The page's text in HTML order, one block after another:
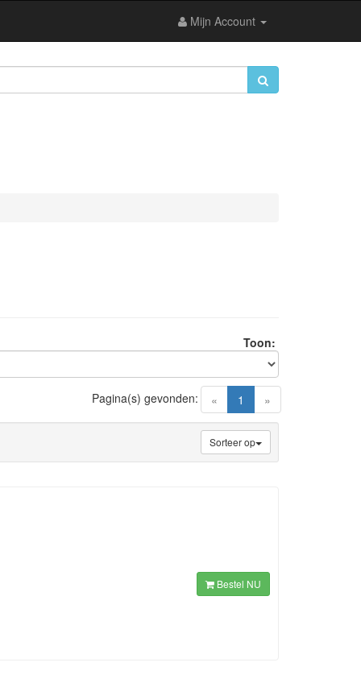
Mijn Account
Toon:
« 1 (current)
»
Pagina(s) gevonden:
Sorteer op
Bestel NU